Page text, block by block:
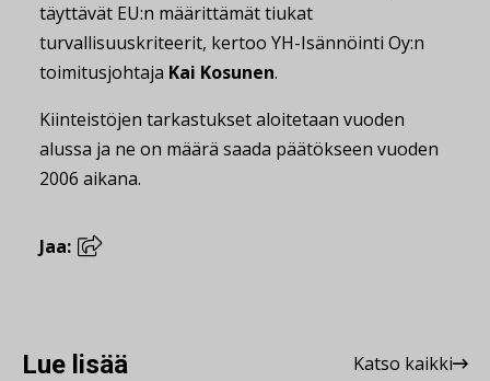
täyttävät EU:n määrittämät tiukat
turvallisuuskriteerit, kertoo YH-Isännöinti Oy:n
toimitusjohtaja Kai Kosunen.
Kiinteistöjen tarkastukset aloitetaan vuoden
alussa ja ne on määrä saada päätökseen vuoden
2006 aikana.
Jaa:
Lue lisää Katso kaikki